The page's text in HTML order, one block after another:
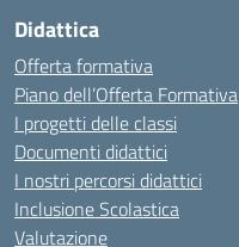
Didattica
Offerta formativa
Piano dell’Offerta Formativa
I progetti delle classi
Documenti didattici
I nostri percorsi didattici
Inclusione Scolastica
Valutazione